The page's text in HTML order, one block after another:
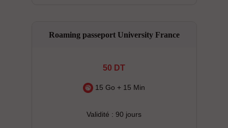
Roaming passeport University France
50 DT
15 Go + 15 Min
Validité : 90 jours